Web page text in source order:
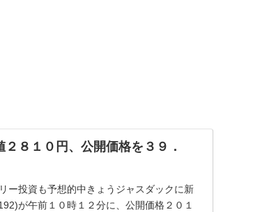
８１０円、公開価格を３９．
ー投資も予想的中きょうジャスダックに新
が午前１０時１２分に、公開価格２０１